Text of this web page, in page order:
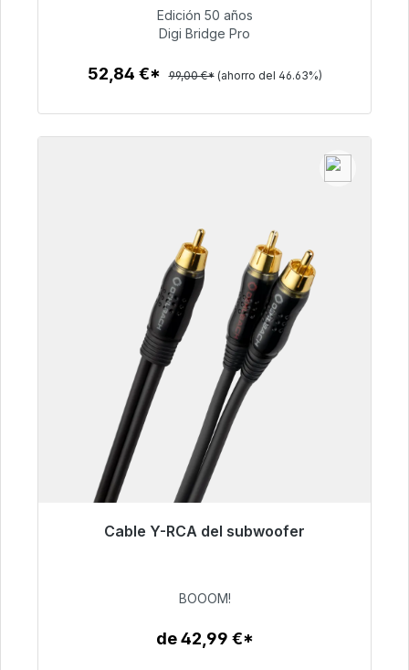
52,84 €
Edición 50 años
Digi Bridge Pro
52,84 €* 99,00 €* (ahorro del 46.63%)
Cable Y-RCA del subwoofer
Listo para envío inmediato, plazo de entrega
53,49 €
BOOOM!
de 42,99 €*